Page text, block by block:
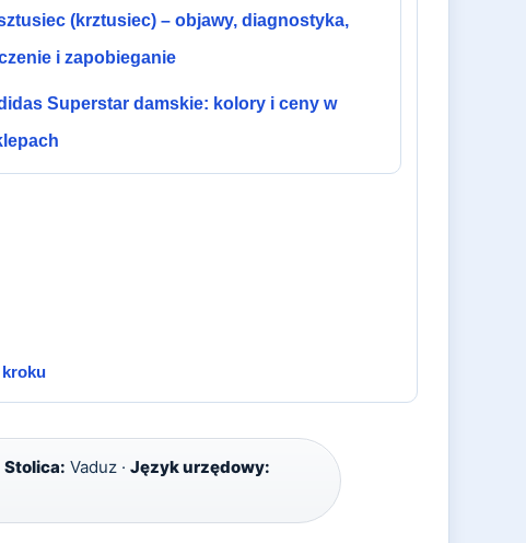
(krztusiec) – objawy, diagnostyka,
i zapobieganie
Superstar damskie: kolory i ceny w
kroku
Stolica: Vaduz · Język urzędowy: